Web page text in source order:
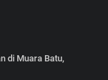
di Muara Batu,